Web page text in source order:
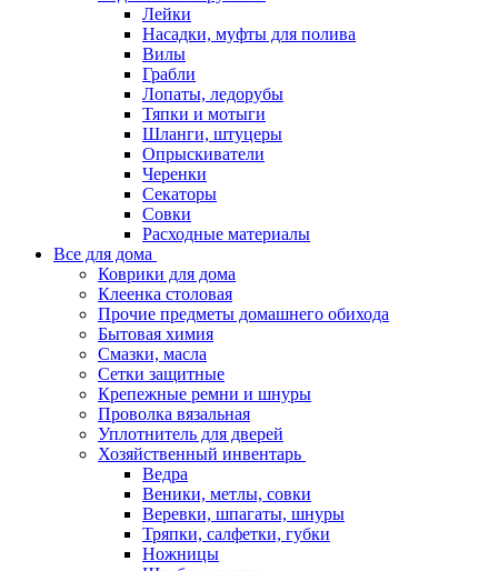
Лейки
Насадки, муфты для полива
Вилы
Грабли
Лопаты, ледорубы
Тяпки и мотыги
Шланги, штуцеры
Опрыскиватели
Черенки
Секаторы
Совки
Расходные материалы
Все для дома
Коврики для дома
Клеенка столовая
Прочие предметы домашнего обихода
Бытовая химия
Смазки, масла
Сетки защитные
Крепежные ремни и шнуры
Проволка вязальная
Уплотнитель для дверей
Хозяйственный инвентарь
Ведра
Веники, метлы, совки
Веревки, шпагаты, шнуры
Тряпки, салфетки, губки
Ножницы